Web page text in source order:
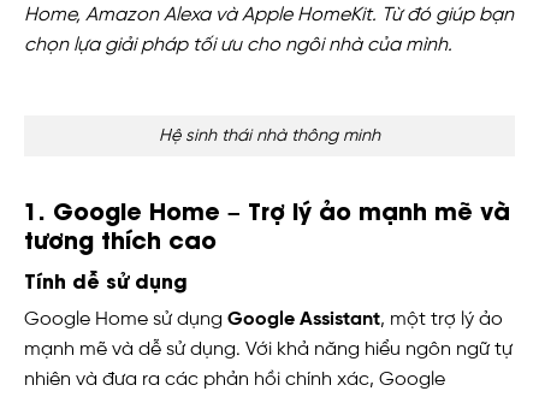
Home, Amazon Alexa và Apple HomeKit. Từ đó giúp bạn
chọn lựa giải pháp tối ưu cho ngôi nhà của mình.
Hệ sinh thái nhà thông minh
1. Google Home – Trợ lý ảo mạnh mẽ và
tương thích cao
Tính dễ sử dụng
Google Home sử dụng Google Assistant, một trợ lý ảo
mạnh mẽ và dễ sử dụng. Với khả năng hiểu ngôn ngữ tự
nhiên và đưa ra các phản hồi chính xác, Google